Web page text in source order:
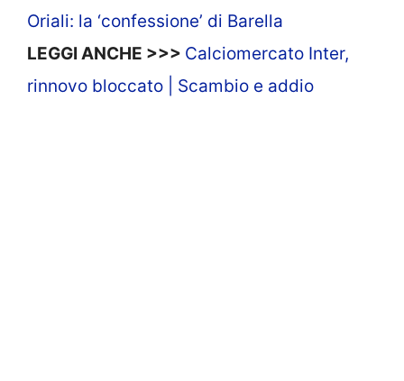
Oriali: la ‘confessione’ di Barella
LEGGI ANCHE >>> Calciomercato Inter,
rinnovo bloccato | Scambio e addio